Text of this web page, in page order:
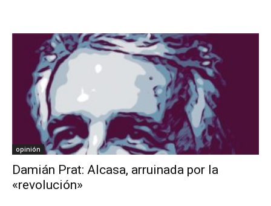
opinión
Damián Prat: Alcasa, arruinada por la
«revolución»